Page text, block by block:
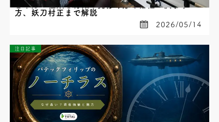
日本刀の種類と特徴｜見分け方や価値の決まり
方、妖刀村正まで解説
2026/05/14
注目記事